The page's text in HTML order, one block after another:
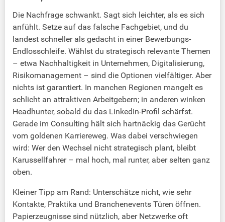
Die Nachfrage schwankt. Sagt sich leichter, als es sich
anfühlt. Setze auf das falsche Fachgebiet, und du
landest schneller als gedacht in einer Bewerbungs-
Endlosschleife. Wählst du strategisch relevante Themen
– etwa Nachhaltigkeit in Unternehmen, Digitalisierung,
Risikomanagement – sind die Optionen vielfältiger. Aber
nichts ist garantiert. In manchen Regionen mangelt es
schlicht an attraktiven Arbeitgebern; in anderen winken
Headhunter, sobald du das LinkedIn-Profil schärfst.
Gerade im Consulting hält sich hartnäckig das Gerücht
vom goldenen Karriereweg. Was dabei verschwiegen
wird: Wer den Wechsel nicht strategisch plant, bleibt
Karussellfahrer – mal hoch, mal runter, aber selten ganz
oben.
Kleiner Tipp am Rand: Unterschätze nicht, wie sehr
Kontakte, Praktika und Branchenevents Türen öffnen.
Papierzeugnisse sind nützlich, aber Netzwerke oft